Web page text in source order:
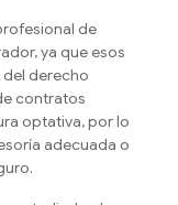
de
ya que esos
derecho
contratos
optativa, por lo
adecuada o